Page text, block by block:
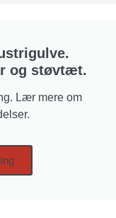
og støvtæt.
Lær mere om